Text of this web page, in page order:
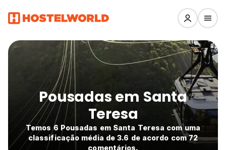
Pousadas em Santa
Teresa
Temos 6 Pousadas em Santa Teresa com uma
classificação média de 3.6 de acordo com 72
comentários.